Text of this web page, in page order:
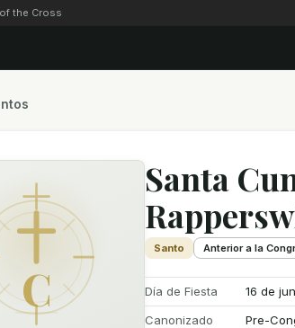
the Cross
C
Santa
Santo Anterior a la
Día de Fiesta
16 de
Canonizado
Pre-